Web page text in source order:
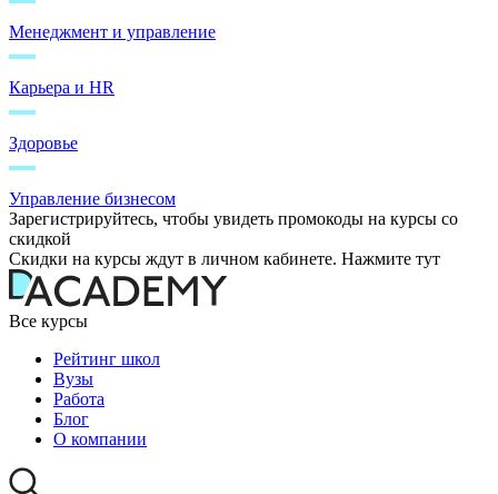
Менеджмент и управление
Карьера и HR
Здоровье
Управление бизнесом
Зарегистрируйтесь, чтобы увидеть промокоды на курсы со
скидкой
Скидки на курсы ждут в личном кабинете. Нажмите тут
Все курсы
Рейтинг школ
Вузы
Работа
Блог
О компании